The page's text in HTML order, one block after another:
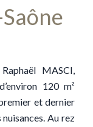
MASCI,
120 m²
et dernier
Au rez